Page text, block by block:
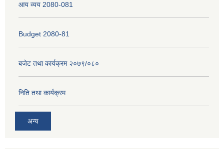
आय व्यय 2080-081
Budget 2080-81
बजेट तथा कार्यक्रम २०७९/०८०
निति तथा कार्यक्रम
अन्य